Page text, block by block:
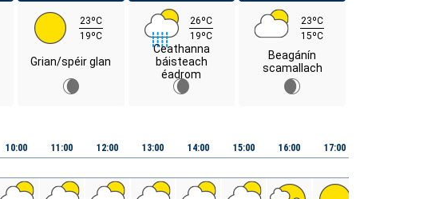
23ºC
19ºC
Grian/spéir glan
26ºC
19ºC
Ceathanna
báisteach
éadrom
23ºC
15ºC
Beagánín
scamallach
10:00 11:00 12:00 13:00 14:00 15:00 16:00 17:00